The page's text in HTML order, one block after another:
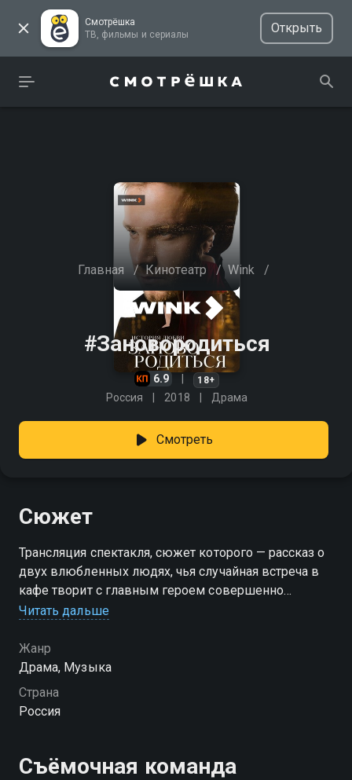
Смотрёшка
ТВ, фильмы и сериалы
Открыть
Главная / Кинотеатр / Wink /
#Зановородиться
6.9 18+
Россия 2018 Драма
Смотреть
Сюжет
Трансляция спектакля, сюжет которого — рассказ о
двух влюбленных людях, чья случайная встреча в
кафе творит с главным героем совершенно
сумасшедшие вещи.
Читать дальше
Жанр
Драма, Музыка
Страна
Россия
Съёмочная команда